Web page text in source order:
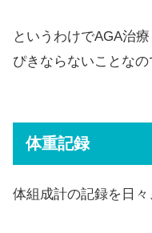
というわけでAGA治
ぴきならないことなの
体重記録
体組成計の記録を日々